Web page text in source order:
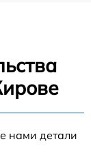
нами детали